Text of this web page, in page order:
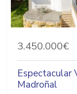
3.450.000€
Espectacular
Madroñal